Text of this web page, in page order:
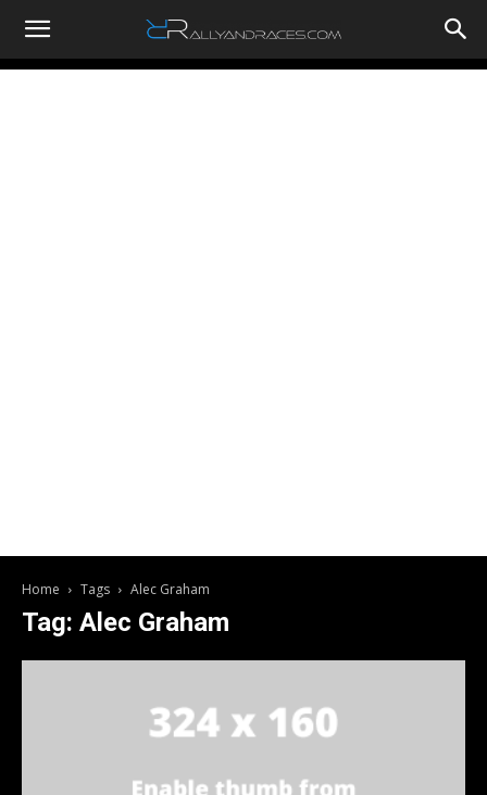
RallyandRaces.com
Home Tags Alec Graham
Tag: Alec Graham